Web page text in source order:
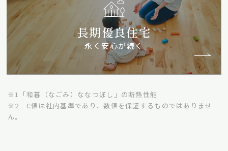
長期優良住宅
永く安心が続く
※1「和暮（なごみ）ななつぼし」の断熱性能
※2 C値は社内基準であり、数値を保証するものではありませ
ん。